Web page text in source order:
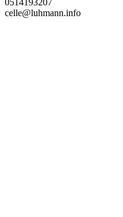
0514193207
celle@luhmann.info